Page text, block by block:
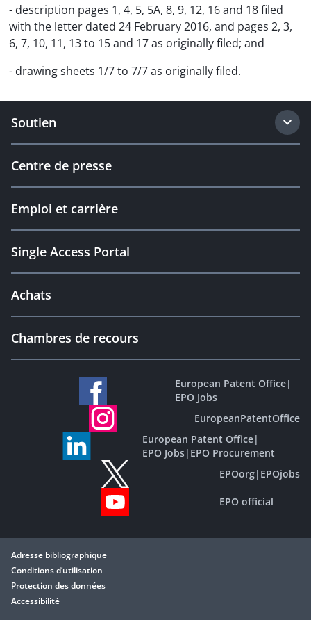
- description pages 1, 4, 5, 5A, 8, 9, 12, 16 and 18 filed
with the letter dated 24 February 2016, and pages 2, 3,
6, 7, 10, 11, 13 to 15 and 17 as originally filed; and
- drawing sheets 1/7 to 7/7 as originally filed.
Soutien
Centre de presse
Emploi et carrière
Single Access Portal
Achats
Chambres de recours
European Patent Office|
EPO Jobs
EuropeanPatentOffice
European Patent Office|
EPO Jobs| EPO Procurement
EPOorg| EPOjobs
EPO official
Adresse bibliographique
Conditions d’utilisation
Protection des données
Accessibilité